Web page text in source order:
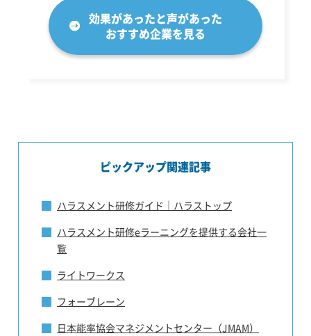
効果があったと声があった
おすすめ企業を見る
ピックアップ関連記事
ハラスメント研修ガイド｜ハラストップ
ハラスメント研修eラーニングを提供する会社一
覧
ライトワークス
フォーブレーン
日本能率協会マネジメントセンター（JMAM）